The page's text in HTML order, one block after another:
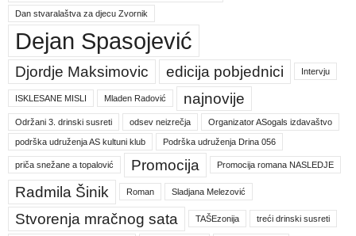
Dan stvaralaštva za djecu Zvornik
Dejan Spasojević
Djordje Maksimovic edicija pobjednici Intervju
ISKLESANE MISLI Mladen Radović najnovije
Održani 3. drinski susreti odsev neizrečja Organizator ASogals izdavaštvo
podrška udruženja AS kultuni klub Podrška udruženja Drina 056
priča snežane a topalović Promocija Promocija romana NASLEDJE
Radmila Šinik Roman Sladjana Melezović
Stvorenja mračnog sata TAŠEzonija treći drinski susreti